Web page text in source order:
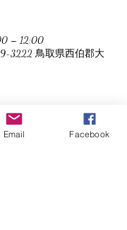
– 12:00
3222 鳥取県西伯郡大
Email Facebook